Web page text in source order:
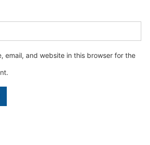
email, and website in this browser for the